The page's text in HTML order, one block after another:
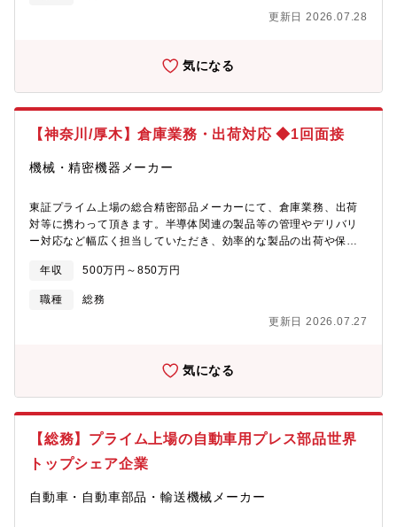
織構成】安全環境部 ┬ ★安全統括グループ └ 環境統括
グループ【所属メンバー】 グループリーダー ー ★メンバー3名
けでなく、産業用機械やロボット業界からも同社の機械加工・組
ております。特に、鋳造の技術は、国内トップ5に位置する技術力
一であり、これらを組み合わせた同社にしかできない技術への引
開発への投資を推進しEV製品（e-Axle、e-PTO等）の開発を促進
ト向けの製品拡販に向けた工場建設など大規模先行投資を通じて
競争優位性の確立を進めています。
更新日 2026.07.28
気になる
【神奈川/厚木】倉庫業務・出荷対応 ◆1回面接
機械・精密機器メーカー
東証プライム上場の総合精密部品メーカーにて、倉庫業務、出荷
対等に携わって頂きます。半導体関連の製品等の管理やデリバリ
ー対応など幅広く担当していただき、効率的な製品の出荷や保管
体的な職務内容】■在庫管理■製品出荷対応■保管業務■製品仕分
け など【組織構成】■勤務地：厚木事業所（神奈川県厚木市酒井
1601）■配属予定部署：半導体事業部 生産管理部 生産管理課※入
社後すぐ在籍出向となり、出向元がミネベアミツミ株式会社、出
アナログ半導体（パワー半導体を含む）を製造しており、自社ブ
客様の半導体を受託生産する事業（ファウンドリ）を行っていま
圧・小型化を追求しています。■電池（リチウムイオン電池保護
IC、電池残量予測IC、充電制御IC）■電源（システムリセット
（MEMSセンサ、温度／電流センサ、AFE/ADC）■IGBT &
年収 500万円～850万円
職種
総務
更新日 2026.07.27
気になる
【総務】プライム上場の自動車用プレス部品世界
トップシェア企業
自動車・自動車部品・輸送機械メーカー